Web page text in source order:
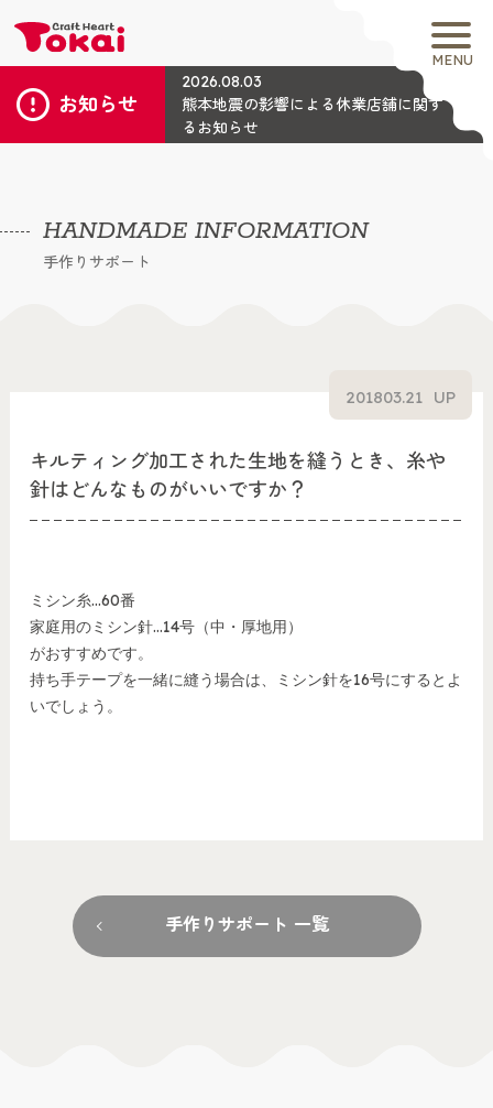
MENU
お知らせ
2026.08.03
熊本地震の影響による休業店舗に関す
るお知らせ
HANDMADE INFORMATION
手作りサポート
キルティング加工された生地を縫うとき、糸や
針はどんなものがいいですか？
201803.21 UP
ミシン糸…60番
家庭用のミシン針…14号（中・厚地用）
がおすすめです。
持ち手テープを一緒に縫う場合は、ミシン針を16号にするとよ
いでしょう。
手作りサポート 一覧